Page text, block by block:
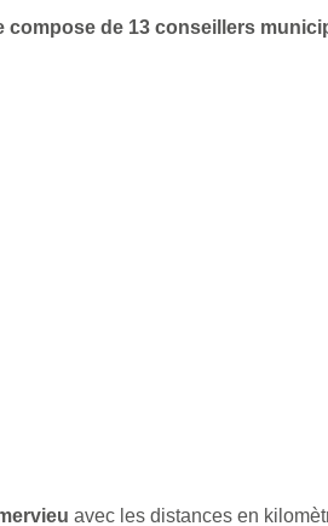
compose de 13 conseillers
avec les distances en